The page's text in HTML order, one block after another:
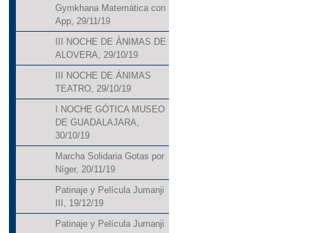
Gymkhana Matemática con
App, 29/11/19
III NOCHE DE ÁNIMAS DE
ALOVERA, 29/10/19
III NOCHE DE ÁNIMAS
TEATRO, 29/10/19
I NOCHE GÓTICA MUSEO
DE GUADALAJARA,
30/10/19
Marcha Solidaria Gotas por
Níger, 20/11/19
Patinaje y Película Jumanji
III, 19/12/19
Patinaje y Película Jumanji